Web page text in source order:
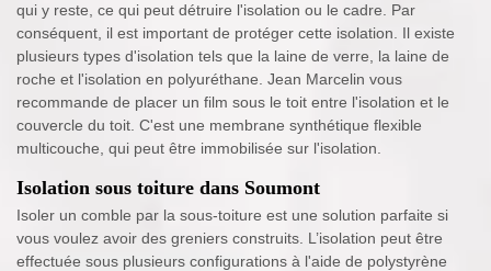
qui y reste, ce qui peut détruire l'isolation ou le cadre. Par
conséquent, il est important de protéger cette isolation. Il existe
plusieurs types d'isolation tels que la laine de verre, la laine de
roche et l'isolation en polyuréthane. Jean Marcelin vous
recommande de placer un film sous le toit entre l'isolation et le
couvercle du toit. C'est une membrane synthétique flexible
multicouche, qui peut être immobilisée sur l'isolation.
Isolation sous toiture dans Soumont
Isoler un comble par la sous-toiture est une solution parfaite si
vous voulez avoir des greniers construits. L’isolation peut être
effectuée sous plusieurs configurations à l'aide de polystyrène